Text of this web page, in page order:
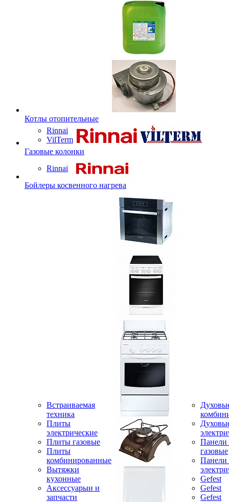
Котлы отопительные
Rinnai
VilTerm
Газовые колонки
Rinnai
Бойлеры косвенного нагрева
Встраиваемая
техника
Плиты
электрические
Плиты газовые
Плиты
комбинированные
Вытяжки
кухонные
Аксессуарыи и
запчасти
Панели
газовые
Панели
Gefest
Gefest
Gefest